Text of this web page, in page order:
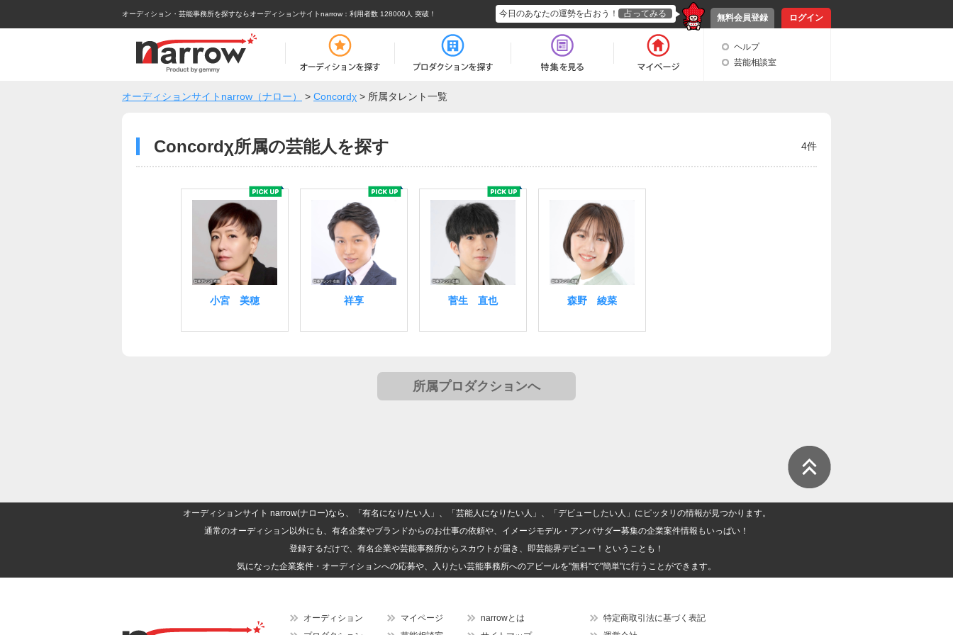
オーディション・芸能事務所を探すならオーディションサイトnarrow ：利用者数 128000人 突破！ 無料会員登録 ログイン
今日のあなたの運勢を占おう！ 占ってみる
ヘルプ
芸能相談室
オーディションサイトnarrow（ナロー） > Concordχ > 所属タレント一覧
Concordχ所属の芸能人を探す 4件
小宮 美穂 祥享 菅生 直也 森野 綾菜
所属プロダクションへ
オーディションサイト narrow(ナロー)なら、「有名になりたい人」、「芸能人になりたい人」、「デビューしたい人」にピッタリの情報が見つかります。
通常のオーディション以外にも、有名企業やブランドからのお仕事の依頼や、イメージモデル・アンバサダー募集の企業案件情報もいっぱい！
登録するだけで、有名企業や芸能事務所からスカウトが届き、即芸能界デビュー！ということも！
気になった企業案件・オーディションへの応募や、入りたい芸能事務所へのアピールを"無料"で"簡単"に行うことができます。
オーディション
マイページ
narrowとは
特定商取引法に基づく表記